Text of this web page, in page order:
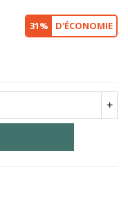
31% D'ÉCONOMIE
+